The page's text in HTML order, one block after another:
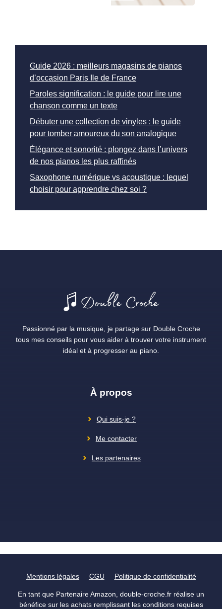
Guide 2026 : meilleurs magasins de pianos
d’occasion Paris Ile de France
Paroles signification : le guide pour lire une
chanson comme un texte
Débuter une collection de vinyles : le guide
pour tomber amoureux du son analogique
Élégance et sonorité : plongez dans l’univers
de nos pianos les plus raffinés
Saxophone numérique vs acoustique : lequel
choisir pour apprendre chez soi ?
Passionné par la musique, je partage sur Double Croche
tous mes conseils pour vous aider à trouver votre instrument
idéal et à progresser au piano.
À propos
Qui suis-je ?
Me contacter
Les partenaires
Mentions légales CGU Politique de confidentialité
En tant que Partenaire Amazon, double-croche.fr réalise un
bénéfice sur les achats remplissant les conditions requises